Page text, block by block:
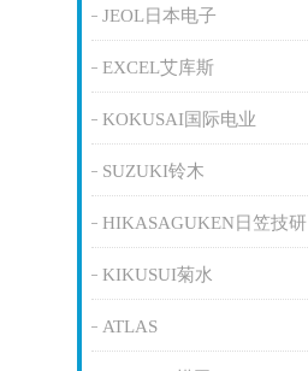
JEOL日本电子
EXCEL艾库斯
KOKUSAI国际电业
SUZUKI铃木
HIKASAGUKEN日笠技研
KIKUSUI菊水
ATLAS